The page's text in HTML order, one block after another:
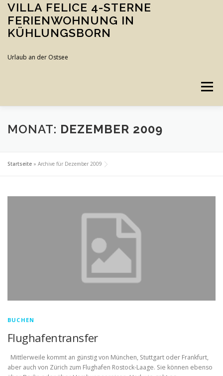
Zum
Inhalt
springen
VILLA FELICE 4-STERNE
FERIENWOHNUNG IN
KÜHLUNGSBORN
Urlaub an der Ostsee
Menü
WOHNUNG BUCHEN KUNST FÜR URLAUB
UMGEBUNG GALERIE
MONAT: DEZEMBER 2009
Startseite » Archive für Dezember 2009
BUCHEN
Flughafentransfer
Mittlerweile kommt an günstig von München, Stuttgart oder Frankfurt,
aber auch von Zürich zum Flughafen Rostock-Laage. Sie können ebenso